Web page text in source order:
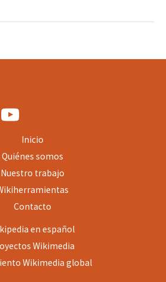
YouTube
Inicio
Quiénes somos
Nuestro trabajo
Contacto
en español
Wikimedia
Wikimedia global